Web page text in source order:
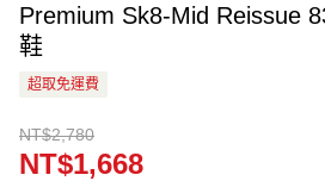
Premium Sk8-Mid Reissue
鞋
超取免運費
NT$2,780
NT$1,668